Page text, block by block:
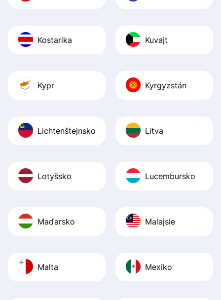
Kostarika Kuvajt
Kypr Kyrgyzstán
Lichtenštejnsko Litva
Lotyšsko Lucembursko
Maďarsko Malajsie
Malta Mexiko